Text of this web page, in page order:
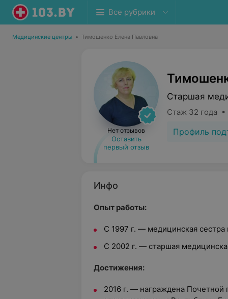
Все рубрики
Медицинские центры • Тимошенко Елена Павловна
Нет отзывов
Оставить
первый отзыв
Старшая
Стаж 32 года •
Профиль
Инфо
Опыт работы:
С 1997 г. — медицинская
С 2002 г. — старшая
Достижения:
2016 г. — награждена Почетной